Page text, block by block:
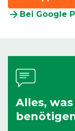
Bei Google
Alles,